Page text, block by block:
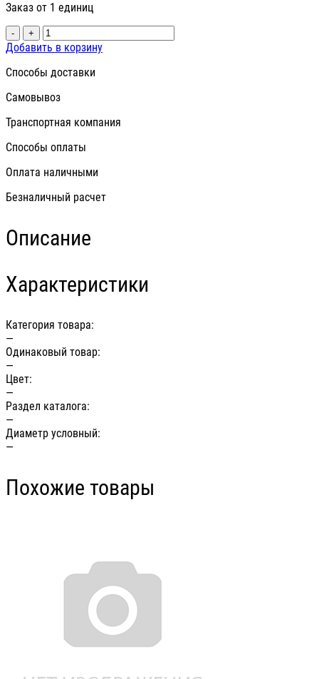
Заказ от 1 единиц
- +
Добавить в корзину
Способы доставки
Самовывоз
Транспортная компания
Способы оплаты
Оплата наличными
Безналичный расчет
Описание
Характеристики
Категория товара:
—
Одинаковый товар:
—
Цвет:
—
Раздел каталога:
—
Диаметр условный:
—
Похожие товары